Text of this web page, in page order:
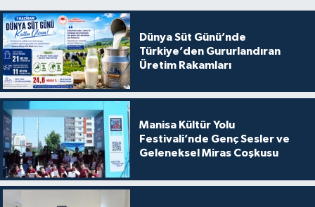
Dünya Süt Günü’nde
Türkiye’den Gururlandıran
Üretim Rakamları
Manisa Kültür Yolu
Festivali’nde Genç Sesler ve
Geleneksel Miras Coşkusu